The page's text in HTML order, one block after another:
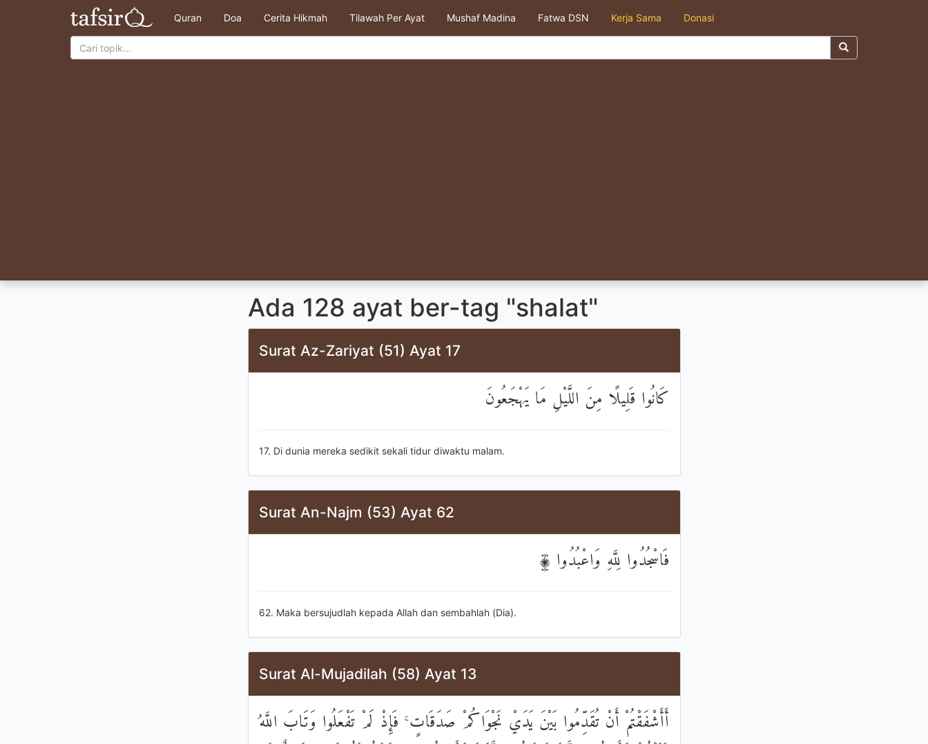
Quran Doa Cerita Hikmah Tilawah Per Ayat Mushaf Madina Fatwa DSN Kerja Sama Donasi
Ada 128 ayat ber-tag "shalat"
Surat Az-Zariyat (51) Ayat 17
كَانُوا قَلِيلًا مِنَ اللَّيْلِ مَا يَهْجَعُونَ
17. Di dunia mereka sedikit sekali tidur diwaktu malam.
Surat An-Najm (53) Ayat 62
فَاسْجُدُوا لِلَّهِ وَاعْبُدُوا ۩
62. Maka bersujudlah kepada Allah dan sembahlah (Dia).
Surat Al-Mujadilah (58) Ayat 13
أَأَشْفَقْتُمْ أَنْ تُقَدِّمُوا بَيْنَ يَدَيْ نَجْوَاكُمْ صَدَقَاتٍ ۚ فَإِذْ لَمْ تَفْعَلُوا وَتَابَ اللَّهُ